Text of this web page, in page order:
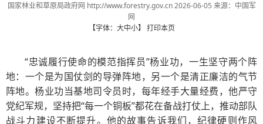
国家林业和草原局政府网 http://www.forestry.gov.cn 2026-06-05 来源： ​中国军
网
【字体： 大中小】 打印本页
“忠诚履行使命的模范指挥员”杨业功，一生坚守两个阵
地：一个是为国仗剑的导弹阵地，另一个是清正廉洁的气节
阵地。杨业功当基地司令员时，每年经手大量经费，他严守
党纪军规，坚持把“每一个铜板”都花在备战打仗上，推动部队
战斗力建设不断提升。他的故事告诉我们，纪律硬则作风